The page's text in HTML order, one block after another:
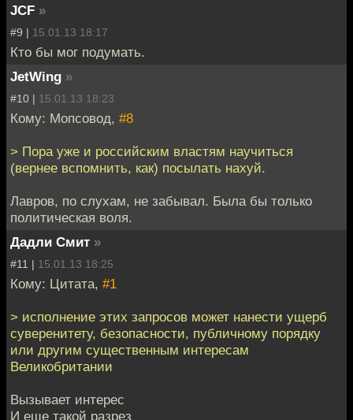
JCF »
#9 | 15.01.13 18:17
Кто бы мог подумать.
JetWing »
#10 | 15.01.13 18:23
Кому: Мопсовод, #8
> Пора уже и российским властям научиться
(вернее вспомнить, как) посылать нахуй.
Лавров, по слухам, не забывал. Была бы только
политическая воля.
Дадли Смит »
#11 | 15.01.13 18:25
Кому: Цитата, #1
> исполнение этих запросов может нанести ущерб
суверенитету, безопасности, публичному порядку
или другим существенным интересам
Великобритании
Вызывает интерес
И еще такой разрез